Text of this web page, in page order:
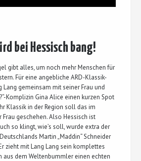
bei Hessisch bang!
gibt alles, um noch mehr Menschen für
Für eine angebliche ARD-Klassik-
gemeinsam mit seiner Frau und
Komplizin Gina Alice einen kurzen Spot
Klassik in der Region soll das im
geschehen. Also Hessisch ist
so klingt, wie’s soll, wurde extra der
Martin „Maddin“ Schneider
zieht mit Lang Lang sein komplettes
aus dem Weltenbummler einen echten